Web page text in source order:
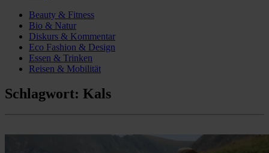
Beauty & Fitness
Bio & Natur
Diskurs & Kommentar
Eco Fashion & Design
Essen & Trinken
Reisen & Mobilität
Schlagwort: Kals